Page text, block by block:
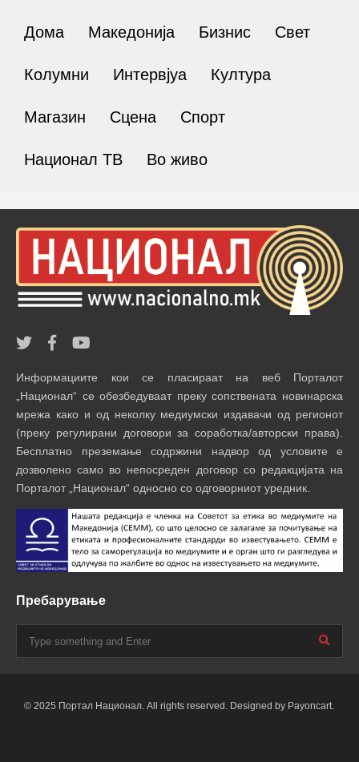
Дома Македонија Бизнис Свет
Колумни Интервјуа Култура
Магазин Сцена Спорт
Национал ТВ Во живо
Информациите кои се пласираат на веб Порталот
„Национал“ се обезбедуваат преку сопствената новинарска
мрежа како и од неколку медиумски издавачи од регионот
(преку регулирани договори за соработка/авторски права).
Бесплатно преземање содржини надвор од условите е
дозволено само во непосреден договор со редакцијата на
Порталот „Национал“ односно со одговорниот уредник.
Пребарување
© 2025 Портал Национал. All rights reserved. Designed by Payoncart.